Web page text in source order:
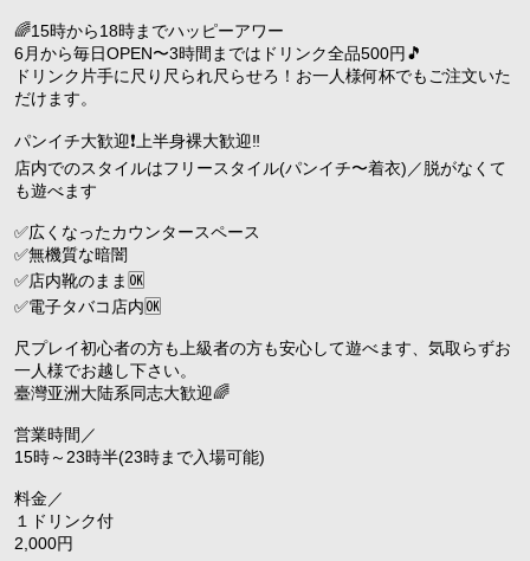
🌈15時から18時までハッピーアワー
6月から毎日OPEN〜3時間まではドリンク全品500円🎵
ドリンク片手に尺り尺られ尺らせろ！お一人様何杯でもご注文いた
だけます。
パンイチ大歓迎❗️上半身裸大歓迎‼️
店内でのスタイルはフリースタイル(パンイチ〜着衣)／脱がなくて
も遊べます
✅広くなったカウンタースペース
✅無機質な暗闇
✅店内靴のまま🆗
✅電子タバコ店内🆗
尺プレイ初心者の方も上級者の方も安心して遊べます、気取らずお
一人様でお越し下さい。
臺灣亚洲大陆系同志大歓迎🌈
営業時間／
15時～23時半(23時まで入場可能)
料金／
１ドリンク付
2,000円